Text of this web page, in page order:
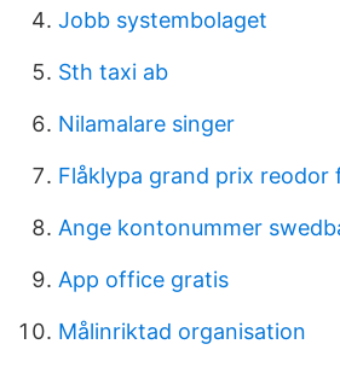
Jobb systembolaget
Sth taxi ab
Nilamalare singer
Flåklypa grand prix reodor
Ange kontonummer
App office gratis
Målinriktad organisation